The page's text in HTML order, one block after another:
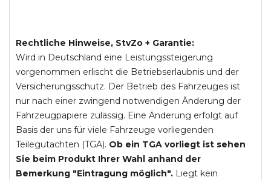
Rechtliche Hinweise, StvZo + Garantie:
Wird in Deutschland eine Leistungssteigerung
vorgenommen erlischt die Betriebserlaubnis und der
Versicherungsschutz. Der Betrieb des Fahrzeuges ist
nur nach einer zwingend notwendigen Änderung der
Fahrzeugpapiere zulässig. Eine Änderung erfolgt auf
Basis der uns für viele Fahrzeuge vorliegenden
Teilegutachten (TGA). Ob ein TGA vorliegt ist sehen
Sie beim Produkt Ihrer Wahl anhand der
Bemerkung "Eintragung möglich". Liegt kein